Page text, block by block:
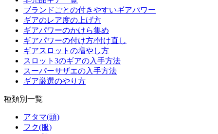
ブランドごとの付きやすいギアパワー
ギアのレア度の上げ方
ギアパワーのかけら集め
ギアパワーの付け方/付け直し
ギアスロットの増やし方
スロット3のギアの入手方法
スーパーサザエの入手方法
ギア厳選のやり方
種類別一覧
アタマ(頭)
フク(服)